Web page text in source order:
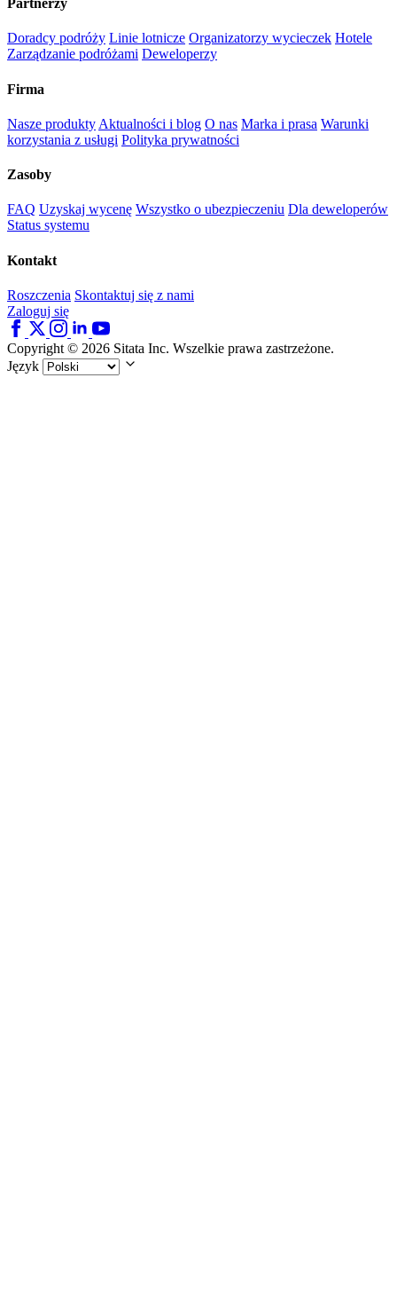
Partnerzy
Doradcy podróży Linie lotnicze Organizatorzy wycieczek Hotele
Zarządzanie podróżami Deweloperzy
Firma
Nasze produkty Aktualności i blog O nas Marka i prasa Warunki
korzystania z usługi Polityka prywatności
Zasoby
FAQ Uzyskaj wycenę Wszystko o ubezpieczeniu Dla deweloperów
Status systemu
Kontakt
Roszczenia Skontaktuj się z nami
Zaloguj się
Copyright © 2026 Sitata Inc. Wszelkie prawa zastrzeżone.
Język